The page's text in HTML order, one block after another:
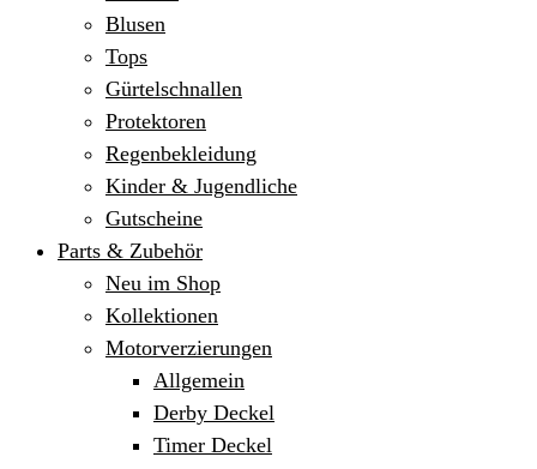
Blusen
Tops
Gürtelschnallen
Protektoren
Regenbekleidung
Kinder & Jugendliche
Gutscheine
Parts & Zubehör
Neu im Shop
Kollektionen
Motorverzierungen
Allgemein
Derby Deckel
Timer Deckel